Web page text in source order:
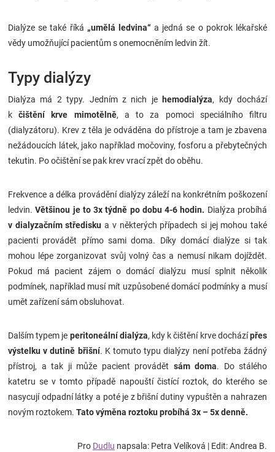
Hračkářství
Dialýze se také říká „umělá ledvina“a jedná se o pokrok lékařské
vědy umožňující pacientům s onemocněním ledvin žít.
Typy dialýzy
Dialýza má 2 typy. Jedním z nich jehemodialýza, kdy dochází
k čištění krve mimotělně, a to za pomoci speciálního filtru
(dialyzátoru). Krev z těla je odváděna do přístroje a tam je zbavena
nežádoucích látek, jako například močoviny, fosforu a přebytečných
tekutin. Po očištění se pak krev vrací zpět do oběhu.
Frekvence a délka provádění dialýzy záleží na konkrétním poškození
ledvin.Většinou je to 3x týdně po dobu 4-6 hodin. Dialýza probíhá
v dialyzačním středisku a v některých případech si jej mohou také
pacienti provádět přímo sami doma. Díky domácí dialýze si tak
mohou lépe zorganizovat svůj volný čas a nemusí nikam dojíždět.
Pokud má pacient zájem o domácí dialýzu musí splnit několik
podmínek, například musí mít uzpůsobené domácí podmínky a musí
umět zařízení sám obsluhovat.
Dalším typem je peritoneální dialýza, kdy k čištění krve docházípřes
výstelku v dutině břišní. K tomuto typu dialýzy není potřeba žádný
přístroj, a tak ji může pacient provádět sám doma. Do stálého
katetru se v tomto případě napouští čistící roztok, do kterého se
nasycují odpadní látky a poté je z břišní dutiny vypuštěn a nahrazen
novým roztokem. Tato výměna roztoku probíhá 3x – 5x denně.
Pro Dudlu napsala: Petra Velíková | Edit: Andrea B.